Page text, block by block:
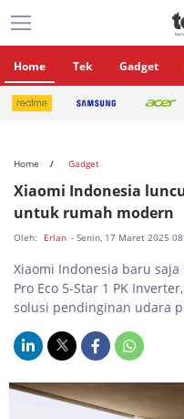
Home Tek Gadget
Home Gadget
Xiaomi Indonesia
untuk rumah modern
Oleh: Erlan - Senin, 17 Maret 2025
Xiaomi Indonesia baru
Pro Eco 5-Star 1 PK
solusi pendinginan udara